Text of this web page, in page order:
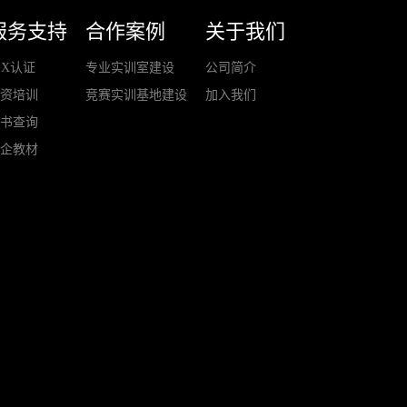
务支持
认证
培训
查询
教材
合作案例
专业实训室建设
竞赛实训基地建设
关于我们
公司简介
加入我们